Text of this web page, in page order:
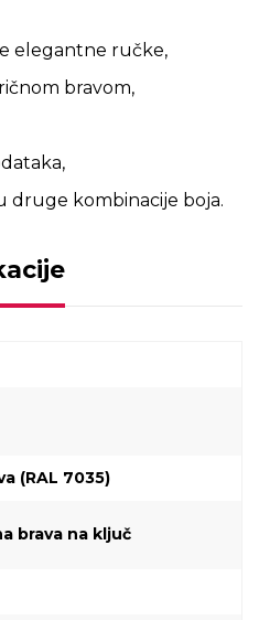
elegantne ručke,
bravom,
druge kombinacije boja.
(RAL 7035)
brava na ključ